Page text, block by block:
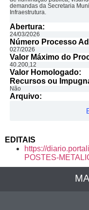
demandas da Secretaria
Infraestrutura.
Abertura:
24/03/2026
Número Processo
027/2026
Valor Máximo do
40.200,12
Valor Homologado: ​
Recursos ou
Não
Arquivo:
EDITAIS
https://
POSTES-